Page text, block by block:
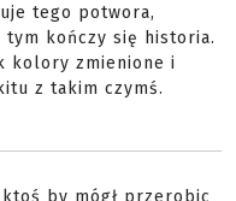
tego potwora,
tym kończy się historia.
kolory zmienione i
z takim czymś.
ktoś by mógł przerobic